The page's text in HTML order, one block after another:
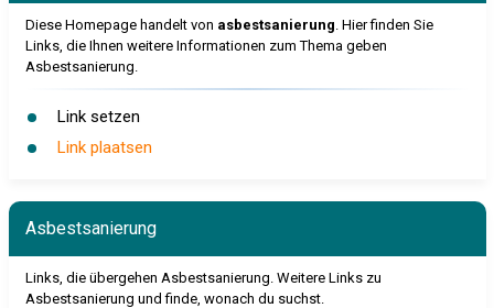
Diese Homepage handelt von asbestsanierung. Hier finden Sie
Links, die Ihnen weitere Informationen zum Thema geben
Asbestsanierung.
Link setzen
Link plaatsen
Asbestsanierung
Links, die übergehen Asbestsanierung. Weitere Links zu
Asbestsanierung und finde, wonach du suchst.